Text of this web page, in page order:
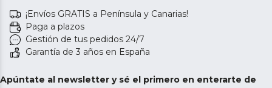
¡Envíos GRATIS a Península y Canarias!
Paga a plazos
Gestión de tus pedidos 24/7
Garantía de 3 años en España
Apúntate al newsletter y sé el primero en enterarte de